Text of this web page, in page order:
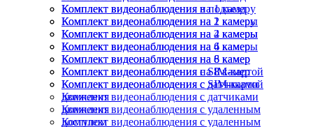
Комплект видеонаблюдения на 1 камеру
Комплект видеонаблюдения на 2 камеры
Комплект видеонаблюдения на 4 камеры
Комплект видеонаблюдения на 6 камер
Комплект видеонаблюдения на 8 камер
Комплект видеонаблюдения с SIM-картой
Комплект видеонаблюдения с датчиками
движения
Комплект видеонаблюдения с удаленным
доступом
Комплект видеонаблюдения в подъезд
Комплект видеонаблюдения на 1 камеру
Комплект видеонаблюдения на 2 камеры
Комплект видеонаблюдения на 4 камеры
Комплект видеонаблюдения на 6 камер
Комплект видеонаблюдения на 8 камер
Комплект видеонаблюдения с SIM-картой
Комплект видеонаблюдения с датчиками
движения
Комплект видеонаблюдения с удаленным